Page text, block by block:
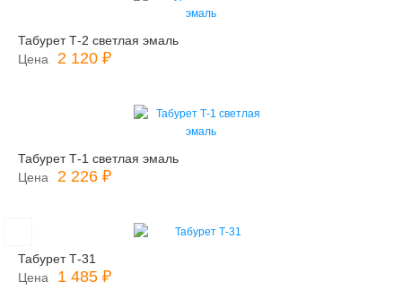
Табурет Т-2 светлая эмаль
Цена
2 120 ₽
Табурет Т-1 светлая эмаль
Цена
2 226 ₽
Табурет Т-31
Цена
1 485 ₽